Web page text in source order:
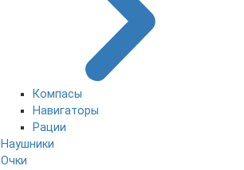
Компасы
Навигаторы
Рации
Наушники
Очки